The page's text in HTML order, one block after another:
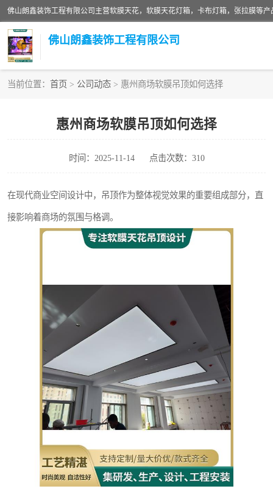
佛山朗鑫装饰工程有限公司
当前位置： 首页 > 公司动态 > 惠州商场软膜吊顶如何选择
惠州商场软膜吊顶如何选择
时间：2025-11-14 点击次数：310
在现代商业空间设计中，吊顶作为整体视觉效果的重要组成部分，直
接影响着商场的氛围与格调。